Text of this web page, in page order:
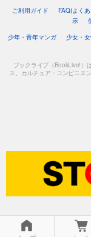
ご利用ガイド FAQ(よく
示
少年・青年マンガ
少女・
ブックライブ（BookLive!）
ス、カルチュア・コンビニエ